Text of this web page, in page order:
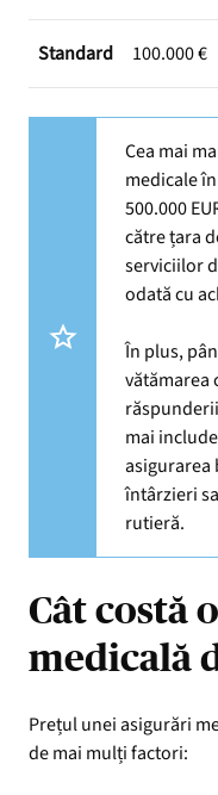
Standard 100.000 €
Cea mai
medicale
500.000
către țara
serviciilor
odată cu
În plus,
vătămarea
mai
asigurarea
întârzieri
rutieră.
Cât costă
medicală
Prețul unei asigurări
de mai mulți factori: